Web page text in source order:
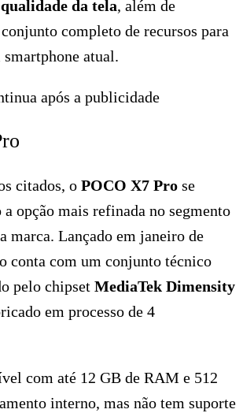
da tela, além de
completo de recursos para
atual.
após a publicidade
citados, o POCO X7 Pro se
opção mais refinada no segmento
marca. Lançado em janeiro de
conta com um conjunto técnico
pelo chipset MediaTek Dimensity
em processo de 4
com até 12 GB de RAM e 512
interno, mas não tem suporte